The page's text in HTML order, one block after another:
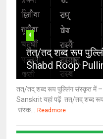
4
तत्/तद् शब्द रूप
Shabd Roop
तत्/तद् शब्द रूप पुल्लिंग संस्कृत में
Sanskrit यहां पढ़ें तत्/तद् शब्द रूप
संस्क...
Readmore